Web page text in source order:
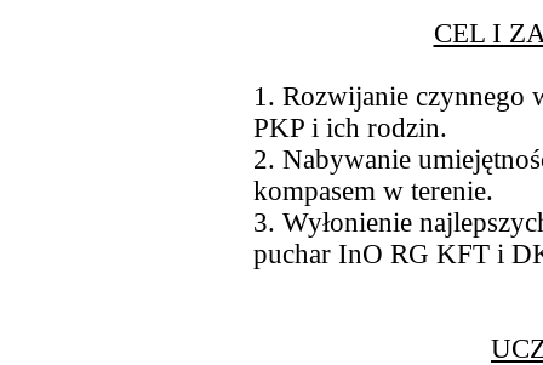
CEL I
1. Rozwijanie
PKP i ich rodzin.
2. Nabywanie
kompasem w terenie.
3. Wyłonienie
puchar InO RG KFT i